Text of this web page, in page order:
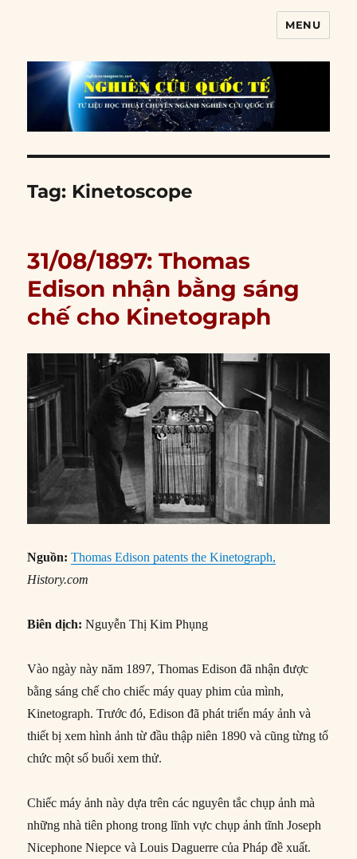
MENU
Tag: Kinetoscope
31/08/1897: Thomas
Edison nhận bằng sáng
chế cho Kinetograph
Nguồn: Thomas Edison patents the Kinetograph,
History.com
Biên dịch: Nguyễn Thị Kim Phụng
Vào ngày này năm 1897, Thomas Edison đã nhận được
bằng sáng chế cho chiếc máy quay phim của mình,
Kinetograph. Trước đó, Edison đã phát triển máy ảnh và
thiết bị xem hình ảnh từ đầu thập niên 1890 và cũng từng tổ
chức một số buổi xem thử.
Chiếc máy ảnh này dựa trên các nguyên tắc chụp ảnh mà
những nhà tiên phong trong lĩnh vực chụp ảnh tĩnh Joseph
Nicephone Niepce và Louis Daguerre của Pháp đề xuất.